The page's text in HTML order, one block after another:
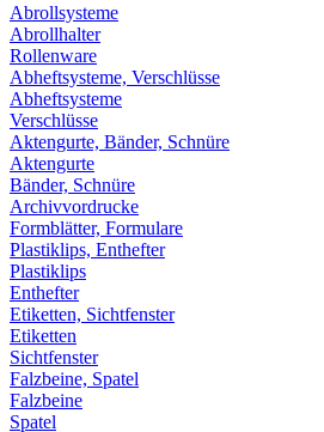
Abrollsysteme
Abrollhalter
Rollenware
Abheftsysteme, Verschlüsse
Abheftsysteme
Verschlüsse
Aktengurte, Bänder, Schnüre
Aktengurte
Bänder, Schnüre
Archivvordrucke
Formblätter, Formulare
Plastiklips, Enthefter
Plastiklips
Enthefter
Etiketten, Sichtfenster
Etiketten
Sichtfenster
Falzbeine, Spatel
Falzbeine
Spatel